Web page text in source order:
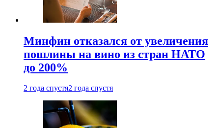
Минфин отказался от увеличения
пошлины на вино из стран НАТО
до 200%
2 года спустя2 года спустя